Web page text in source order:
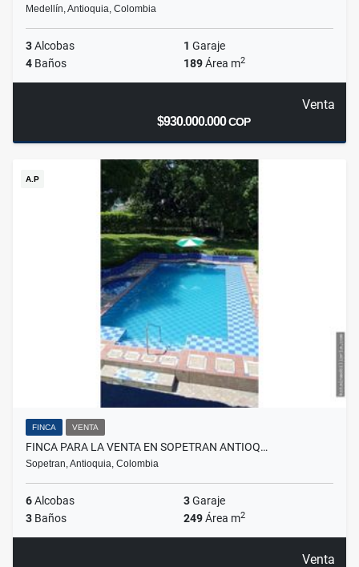
Medellín, Antioquia, Colombia
3Alcobas 1 Garaje
4 Baños 189Área m2
Venta
$930.000.000COP
A.P
FINCA VENTA
FINCA PARA LA VENTA EN SOPETRAN ANTIOQ…
Sopetran, Antioquia, Colombia
6Alcobas 3Garaje
3 Baños 249Área m2
Venta